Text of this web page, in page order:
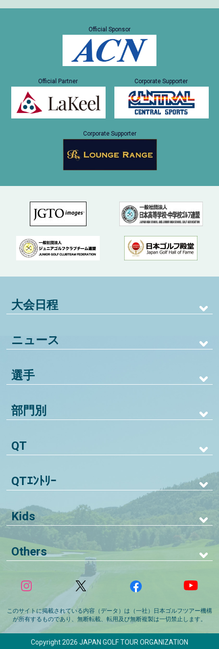
Official Sponsor
Official Partner Corporate Supporter
Corporate Supporter
大会日程
ニュース
選手
部門別
QT
QTｴﾝﾄﾘｰ
Kids
Others
このサイトに掲載されている内容（データ）は（一社）日本ゴルフツアー機構
が所有するものであり、無断転載、転用及び無断複製は一切禁止します。
Copyright 2026 JAPAN GOLF TOUR ORGANIZATION